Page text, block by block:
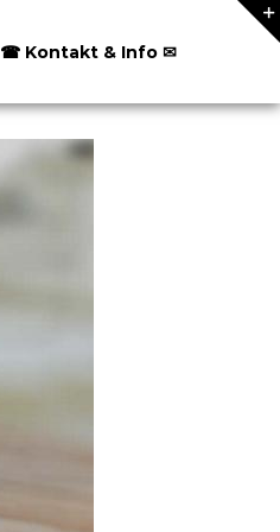
☎ Kontakt & Info ✉